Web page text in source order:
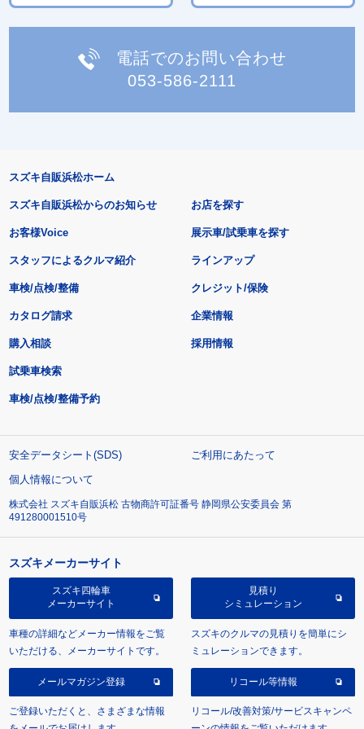
電話でのお問い合わせ
053-586-2111
スズキ自販浜松ホーム
スズキ自販浜松からのお知らせ
お客様Voice
スタッフによるクルマ紹介
お店を探す
展示車/試乗車を探す
ラインアップ
車検/点検/整備 クレジット/保険
カタログ請求
購入相談
試乗車検索
車検/点検/整備予約
企業情報
採用情報
安全データシート(SDS)
ご利用にあたって
個人情報について
株式会社 スズキ自販浜松 古物商許可証番号 静岡県公安委員会 第
491280001510号
スズキメーカーサイト
スズキ四輪車
メーカーサイト
車種の詳細などメーカー情報をご覧
いただける、メーカーサイトです。
見積り
シミュレーション
スズキのクルマの見積りを簡単にシ
ミュレーションできます。
メールマガジン登録
ご登録いただくと、さまざまな情報
リコール等情報
リコール/改善対策/サービスキャンペ